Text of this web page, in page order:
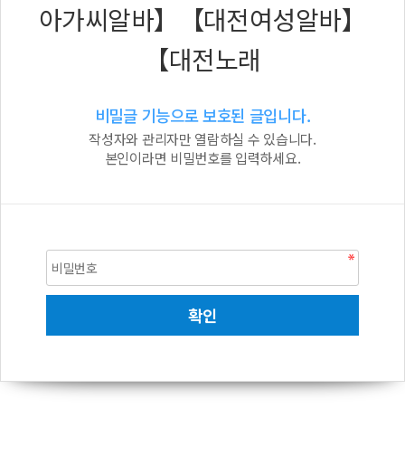
아가씨알바】【대전여성알바】
【대전노래
비밀글 기능으로 보호된 글입니다.
작성자와 관리자만 열람하실 수 있습니다.
본인이라면 비밀번호를 입력하세요.